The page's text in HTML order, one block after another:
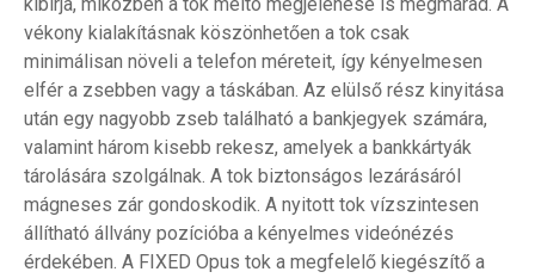
vékony kialakításnak köszönhetően a tok csak
minimálisan növeli a telefon méreteit, így kényelmesen
elfér a zsebben vagy a táskában. Az elülső rész kinyitása
után egy nagyobb zseb található a bankjegyek számára,
valamint három kisebb rekesz, amelyek a bankkártyák
tárolására szolgálnak. A tok biztonságos lezárásáról
mágneses zár gondoskodik. A nyitott tok vízszintesen
állítható állvány pozícióba a kényelmes videónézés
érdekében. A FIXED Opus tok a megfelelő kiegészítő a